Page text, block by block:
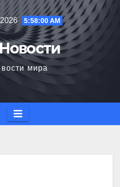
2026 5:58:01 AM
мира